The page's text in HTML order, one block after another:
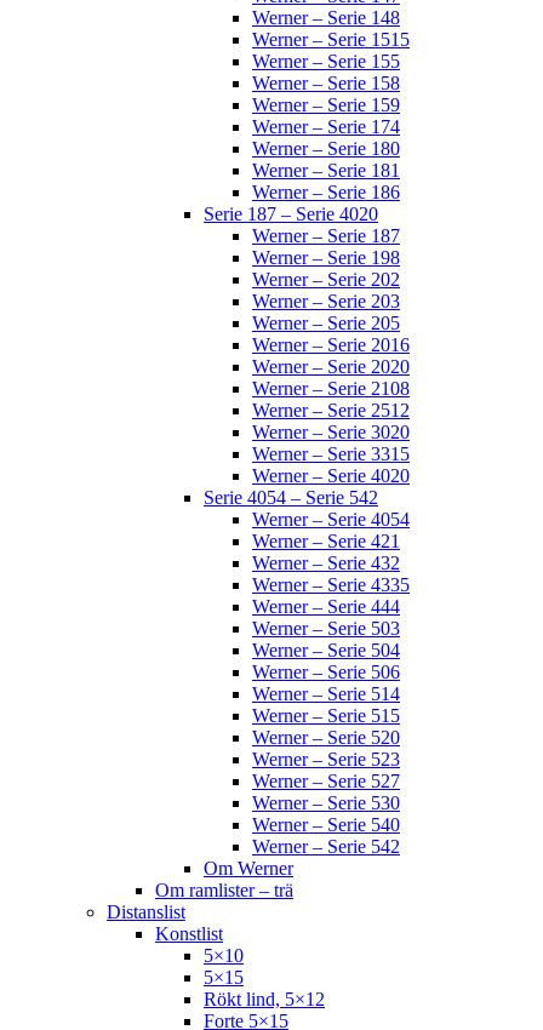
Werner – Serie 148
Werner – Serie 1515
Werner – Serie 155
Werner – Serie 158
Werner – Serie 159
Werner – Serie 174
Werner – Serie 180
Werner – Serie 181
Werner – Serie 186
Serie 187 – Serie 4020
Werner – Serie 187
Werner – Serie 198
Werner – Serie 202
Werner – Serie 203
Werner – Serie 205
Werner – Serie 2016
Werner – Serie 2020
Werner – Serie 2108
Werner – Serie 2512
Werner – Serie 3020
Werner – Serie 3315
Werner – Serie 4020
Serie 4054 – Serie 542
Werner – Serie 4054
Werner – Serie 421
Werner – Serie 432
Werner – Serie 4335
Werner – Serie 444
Werner – Serie 503
Werner – Serie 504
Werner – Serie 506
Werner – Serie 514
Werner – Serie 515
Werner – Serie 520
Werner – Serie 523
Werner – Serie 527
Werner – Serie 530
Werner – Serie 540
Werner – Serie 542
Om Werner
Om ramlister – trä
Distanslist
Konstlist
5×10
5×15
Rökt lind, 5×12
Forte 5×15